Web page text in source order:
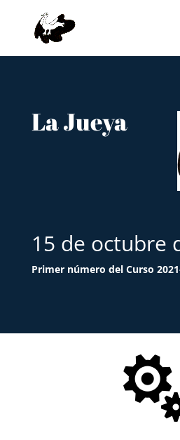
La Jueya
15 de octubre
Primer número del Curso